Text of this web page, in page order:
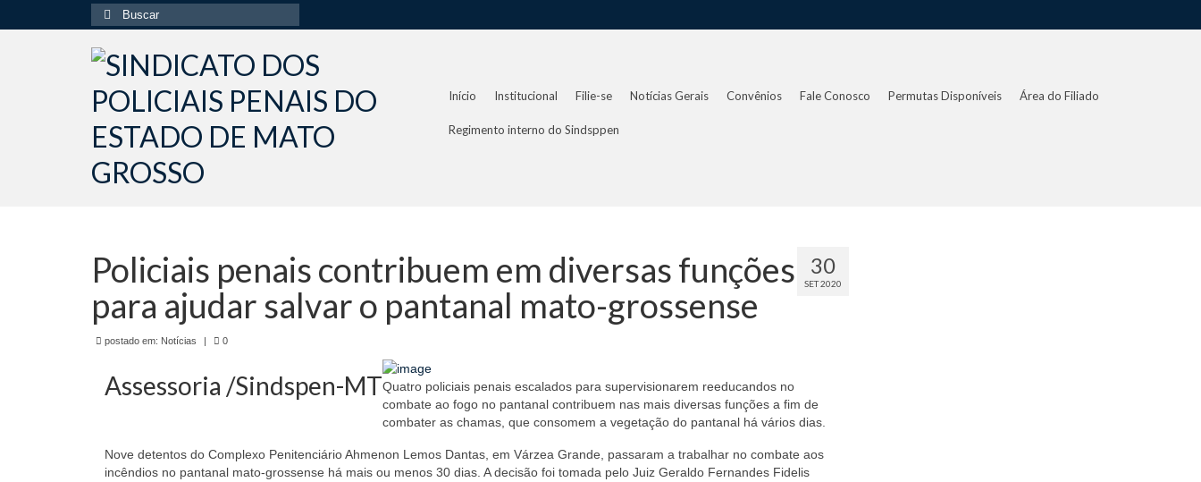
Buscar
por:
Início Institucional Filie-se Notícias Gerais Convênios Fale Conosco Permutas Disponíveis Área do Filiado
Regimento interno do Sindsppen
30
SET 2020
Policiais penais contribuem em diversas funções
para ajudar salvar o pantanal mato-grossense
postado em: Notícias | 0
Assessoria /Sindspen-MTQuatro policiais penais escalados para supervisionarem reeducandos no
combate ao fogo no pantanal contribuem nas mais diversas funções a fim de
combater as chamas, que consomem a vegetação do pantanal há vários dias.
Nove detentos do Complexo Penitenciário Ahmenon Lemos Dantas, em Várzea Grande, passaram a trabalhar no combate aos
incêndios no pantanal mato-grossense há mais ou menos 30 dias. A decisão foi tomada pelo Juiz Geraldo Fernandes Fidelis